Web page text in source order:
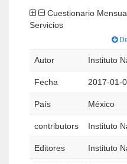
Servicios
Autor Instituto
Fecha 2017-01-
País México
contributors Instituto
Editores Instituto